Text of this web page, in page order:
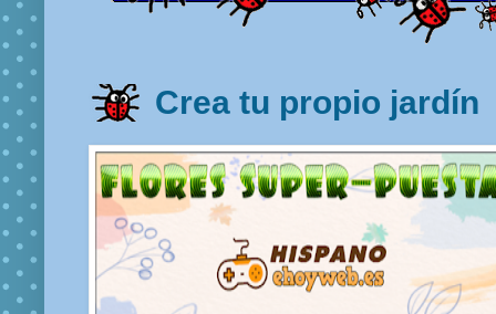
Crea tu propio jardín